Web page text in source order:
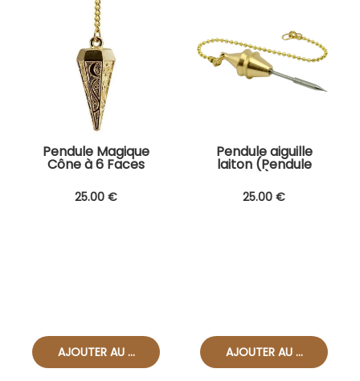
Pendule Magique
Cône à 6 Faces
25.00 €
Pendule aiguille
laiton (Pendule
Chaldéen) Rupture
disponible le 30 avril
2025
25.00 €